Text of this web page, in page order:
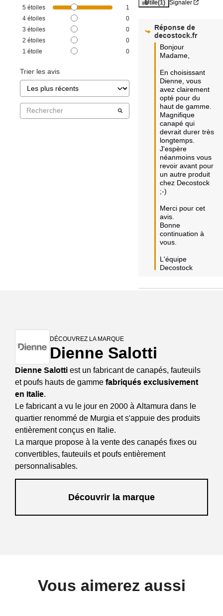
5 étoiles
1
4 étoiles
0
3 étoiles
0
2 étoiles
0
1 étoile 0
Trier les avis
Utile(1) Signaler
Réponse de
decostock.fr
Bonjour
Madame,
En choisissant
Dienne, vous
avez clairement
opté pour du
haut de gamme.
Magnifique
canapé qui
devrait durer très
longtemps.
J'espère
néanmoins vous
revoir avant pour
un autre produit
chez Decostock
;-)
Merci pour cet
avis.
Bonne
continuation à
vous.
L'équipe
Decostock
DÉCOUVREZ LA MARQUE
Dienne Salotti
Dienne Salotti est un fabricant de canapés, fauteuils
et poufs hauts de gamme fabriqués exclusivement
en Italie.
Le fabricant a vu le jour en 2000 à Altamura dans le
quartier renommé de Murgia et s'appuie des produits
entièrement conçus en Italie.
La marque propose à la vente des canapés fixes ou
convertibles, fauteuils et poufs entièrement
personnalisables.
Découvrir la marque
Vous aimerez aussi